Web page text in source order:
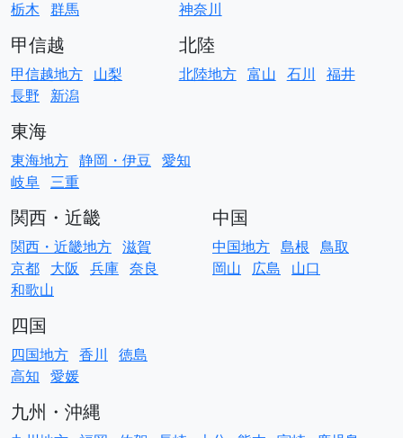
栃木 群馬
神奈川
甲信越
甲信越地方 山梨
長野
新潟
北陸
北陸地方 富山 石川 福井
東海
東海地方 静岡・伊豆 愛知
岐阜 三重
関西・近畿
関西・近畿地方 滋賀
京都 大阪 兵庫 奈良
和歌山
中国
中国地方 島根 鳥取
岡山
広島 山口
四国
四国地方 香川
徳島
高知 愛媛
九州・沖縄